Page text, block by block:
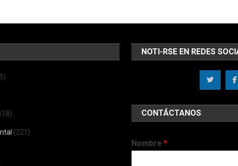
(221)
NOTI-RSE EN REDES
CONTÁCTANOS
Nombre *